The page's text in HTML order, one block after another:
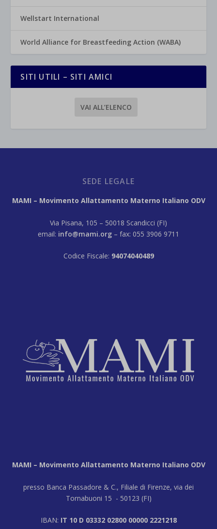
Wellstart International
World Alliance for Breastfeeding Action (WABA)
SITI UTILI – SITI AMICI
VAI ALL’ELENCO
SEDE LEGALE
MAMI – Movimento Allattamento Materno Italiano ODV
Via Pisana, 105 – 50018 Scandicci (FI)
email: info@mami.org – fax: 055 3906 9711
Codice Fiscale: 94074040489
MAMI – Movimento Allattamento Materno Italiano ODV
presso Banca Passadore & C., Filiale di Firenze, via dei
Tornabuoni 15 - 50123 (FI)
IBAN: IT 10 D 03332 02800 00000 2221218